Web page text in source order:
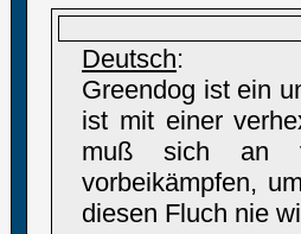
Deutsch:
Greendog ist ein
ist mit einer
muß sich an
vorbeikämpfen,
diesen Fluch nie